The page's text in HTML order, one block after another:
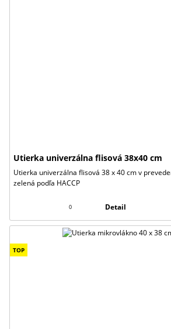
Utierka univerzálna flisová 38x40 cm
Utierka univerzálna flisová 38 x 40 cm v
zelená podľa HACCP
0 Detail
TOP